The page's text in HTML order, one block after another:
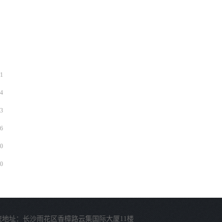
地址：长沙雨花区香樟路云集国际大厦11楼